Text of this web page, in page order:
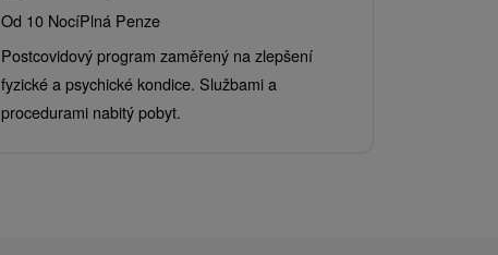
Od 10 NocíPlná Penze
Postcovidový program zaměřený na zlepšení
fyzické a psychické kondice. Službami a
procedurami nabitý pobyt.